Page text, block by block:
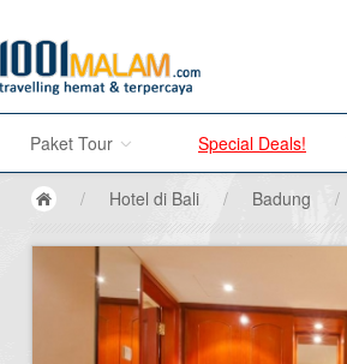
Paket Tour
Promo Paket Tour Wisata
Tour di Madura
Tour di Bromo
Special Deals!
/ Hotel di Bali / Badung /